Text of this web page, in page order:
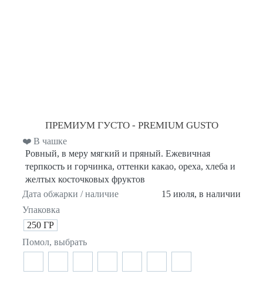
ПРЕМИУМ ГУСТО - PREMIUM GUSTO
❤️ В чашке
Ровный, в меру мягкий и пряный. Ежевичная
терпкость и горчинка, оттенки какао, ореха, хлеба и
желтых косточковых фруктов
Дата обжарки / наличие
15 июля, в наличии
Упаковка
250 ГР
Помол, выбрать